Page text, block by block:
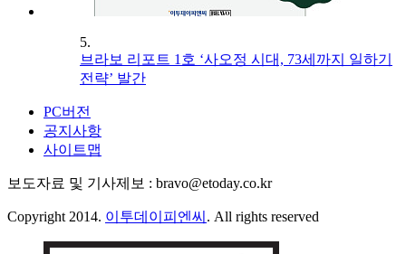
5.
브라보 리포트 1호 ‘사오정 시대, 73세까지 일하기
전략’ 발간
PC버전
공지사항
사이트맵
보도자료 및 기사제보 : bravo@etoday.co.kr
Copyright 2014. 이투데이피엔씨 . All rights reserved